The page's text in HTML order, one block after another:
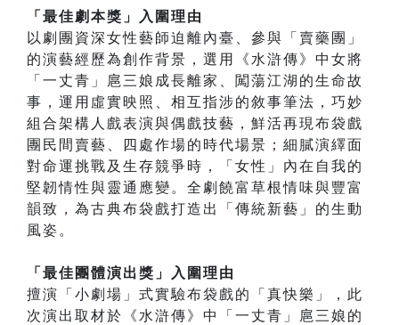
「最佳劇本獎」入圍理由
以劇團資深女性藝師迫離內臺、參與「賣藥團」
的演藝經歷為創作背景，選用《水滸傳》中女將
「一丈青」扈三娘成長離家、闖蕩江湖的生命故
事，運用虛實映照、相互指涉的敘事筆法，巧妙
組合架構人戲表演與偶戲技藝，鮮活再現布袋戲
團民間賣藝、四處作場的時代場景；細膩演繹面
對命運挑戰及生存競爭時，「女性」內在自我的
堅韌情性與靈通應變。全劇饒富草根情味與豐富
韻致，為古典布袋戲打造出「傳統新藝」的生動
風姿。
「最佳團體演出獎」入圍理由
擅演「小劇場」式實驗布袋戲的「真快樂」，此
次演出取材於《水滸傳》中「一丈青」扈三娘的